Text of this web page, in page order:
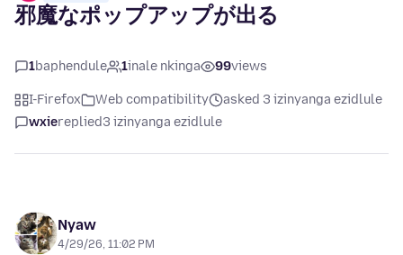
邪魔なポップアップが出る
1baphendule 1inale nkinga 99views
I-Firefox Web compatibility
asked 3 izinyanga ezidlule
wxiereplied3 izinyanga ezidlule
Nyaw
4/29/26, 11:02 PM